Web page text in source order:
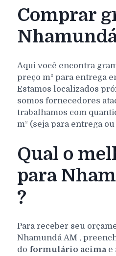
Comprar
Aqui você encontra
preço m² para entrega
Estamos localizados
somos fornecedores
trabalhamos com
m² (seja para entrega
Qual o
para
?
Para receber seu
Nhamundá AM ,
do formulário acima e